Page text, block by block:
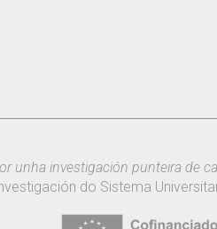
unha investigación punteira de
do Sistema